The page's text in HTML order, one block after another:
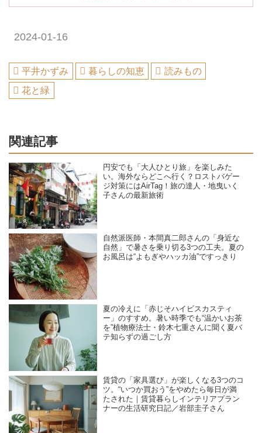
2024-01-16
平井かずみ 暮らしの知恵
読みもの
花と緑
関連記事
円安でも「大人ひとり旅」を楽しみた
い。海外ならどこへ行く？ロストバゲー
ジ対策にはAirTag！旅の達人・地曳いく
子さんの最新旅術
自然派医師・本間真二郎さんの「身近な
自然」で暑さを乗り切る3つの工夫。夏の
お風呂は“よもぎやハッカ油”ですっきり
夏の冷えに「赤じそハイビスカスティ
ー」のすすめ。暑い時季でも“温かいお茶
を”植物療法士・鈴木七重さんに聞く夏バ
テ知らずの過ごし方
賃貸の「家具選び」が楽しくなる3つのコ
ツ。“いつか買おう”をやめたら毎日が満
たされた｜賃貸暮らしインテリアプラン
ナーの生活研究日記／岩部圭子さん